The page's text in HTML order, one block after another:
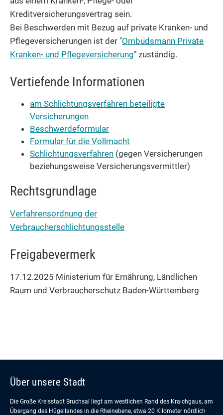
Kreditversicherungsvertrag sein.
Bei Beschwerden mit Bezug auf private Kranken- und
Pflegeversicherungen ist der "Ombudsmann Private
Kranken- und Pflegeversicherung" zuständig.
Vertiefende Informationen
am Schlichtungsverfahren beteiligte
Versicherungen
Beschwerdeformular
Formular für die Vollmacht
Schlichtungsverfahren (gegen Versicherungen
beziehungsweise Versicherungsvermittler)
Rechtsgrundlage
Verfahrensordnung der
Verbraucherschlichtungsstelle
Freigabevermerk
17.12.2025 Ministerium für Ernährung, Ländlichen
Raum und Verbraucherschutz Baden-Württemberg
Über unsere Stadt
Die Große Kreisstadt Bruchsal liegt am westlichen Rand des Kraichgaus, am
Übergang des Hügellandes in die Rheinebene, etwa 20 Kilometer nördlich